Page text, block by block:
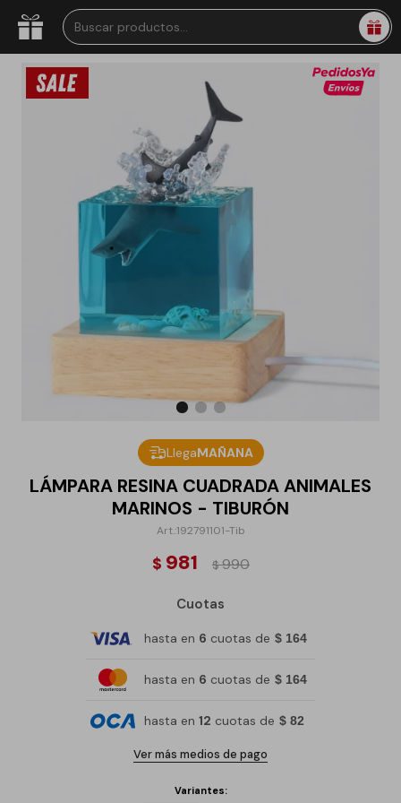
LlegaMAÑANA
LÁMPARA RESINA CUADRADA ANIMALES
MARINOS - TIBURÓN
192791101-Tib
$ 981 $990
Cuotas
hasta en 6 cuotas de $ 164
hasta en 6 cuotas de $ 164
hasta en 12 cuotas de $ 82
Ver más medios de pago
Variantes: